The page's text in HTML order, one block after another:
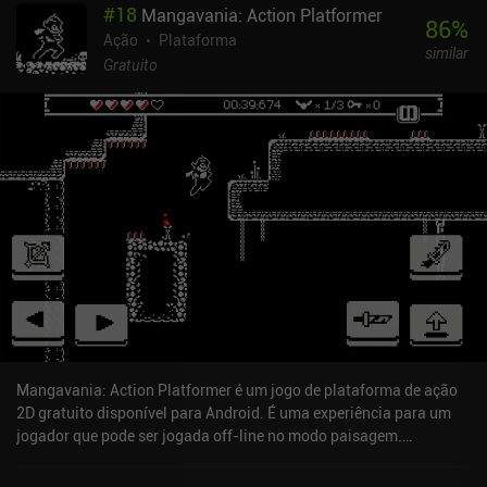
O estilo de arte plana não é impressionante, mas dá ao jogo uma
sensação única que se encaixa na jogabilidade.O jogo é bastante
difícil, e um único erro letal pode nos forçar a começar o nível
níveis pode ser concluída em relativamente poucas tentativas.O
Flat Pack monetiza com anúncios ocasionais exibidos entre os
níveis e um iAP de US$ 3,99 para remover esses anúncios. O jogo é
uma recomendação fácil para quem está farto da fórmula padrão
dos jogos de plataforma de ação.
#18 Mangavania: Action Platformer
Ação
Plataforma
Gratuito
86%
similar
Mangavania: Action Platformer é um jogo de plataforma de ação
2D gratuito disponível para Android. É uma experiência para um
jogador que pode ser jogada off-line no modo paisagem.